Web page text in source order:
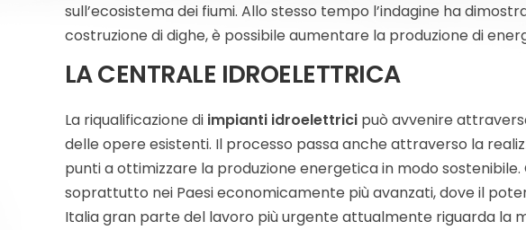
sull’ecosistema dei fiumi. Allo stesso tempo l’indagine ha
costruzione di dighe, è possibile aumentare la produzione di
LA CENTRALE IDROELETTRICA
La riqualificazione di impianti idroelettrici può avvenire
delle opere esistenti. Il processo passa anche attraverso la
punti a ottimizzare la produzione energetica in modo
soprattutto nei Paesi economicamente più avanzati, dove il
Italia gran parte del lavoro più urgente attualmente riguarda la